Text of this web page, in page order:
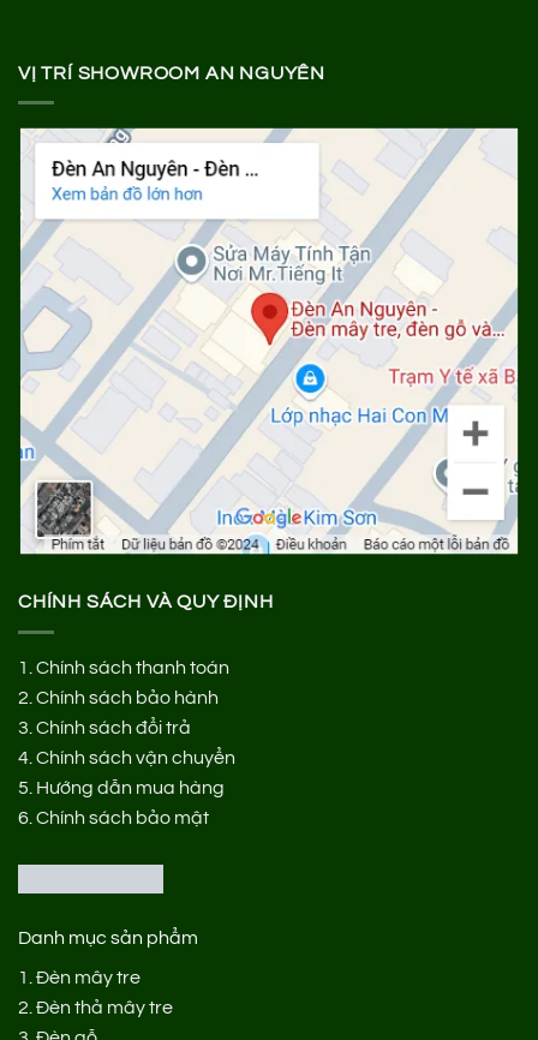
VỊ TRÍ SHOWROOM AN NGUYÊN
CHÍNH SÁCH VÀ QUY ĐỊNH
1. Chính sách thanh toán
2. Chính sách bảo hành
3. Chính sách đổi trả
4. Chính sách vận chuyển
5. Hướng dẫn mua hàng
6. Chính sách bảo mật
Danh mục sản phẩm
1. Đèn mây tre
2. Đèn thả mây tre